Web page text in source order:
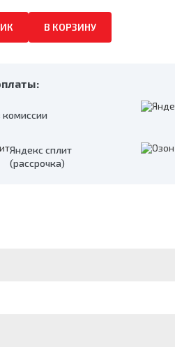
В КОРЗИНУ
комиссии
Яндекс сплит
(рассрочка)